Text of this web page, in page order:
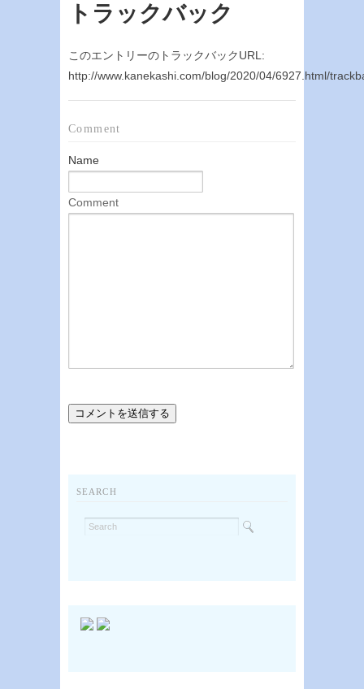
トラックバック
このエントリーのトラックバックURL:
http://www.kanekashi.com/blog/2020/04/6927.html/
Comment
Name
Comment
SEARCH